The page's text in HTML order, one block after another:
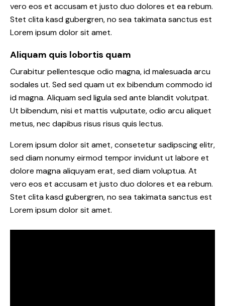
vero eos et accusam et justo duo dolores et ea rebum.
Stet clita kasd gubergren, no sea takimata sanctus est
Lorem ipsum dolor sit amet.
Aliquam quis lobortis quam
Curabitur pellentesque odio magna, id malesuada arcu
sodales ut. Sed sed quam ut ex bibendum commodo id
id magna. Aliquam sed ligula sed ante blandit volutpat.
Ut bibendum, nisi et mattis vulputate, odio arcu aliquet
metus, nec dapibus risus risus quis lectus.
Lorem ipsum dolor sit amet, consetetur sadipscing elitr,
sed diam nonumy eirmod tempor invidunt ut labore et
dolore magna aliquyam erat, sed diam voluptua. At
vero eos et accusam et justo duo dolores et ea rebum.
Stet clita kasd gubergren, no sea takimata sanctus est
Lorem ipsum dolor sit amet.